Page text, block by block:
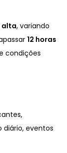
alta, variando
12 horas
condições
diário, eventos